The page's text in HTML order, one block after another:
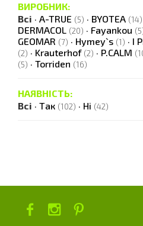
ВИРОБНИК:
Всі · A-TRUE (5) · BYOTEA (14)
DERMACOL (20) · Fayankou
GEOMAR (7) · Hymey`s (1) · I
(2) · Krauterhof (2) · P.CALM
(5) · Torriden (16)
НАЯВНІСТЬ:
Всі · Так (102) · Ні (42)